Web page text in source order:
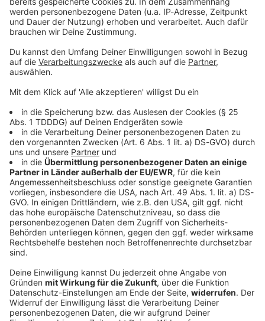
Kontaktformular
© dpa-infocom, dpa:260618-930-241587/2
DAS KÖNNTE DICH AUCH INTERESSIEREN
Bayern
Leichen im Müllcontainer - Ermittler
schweigen zum Motiv